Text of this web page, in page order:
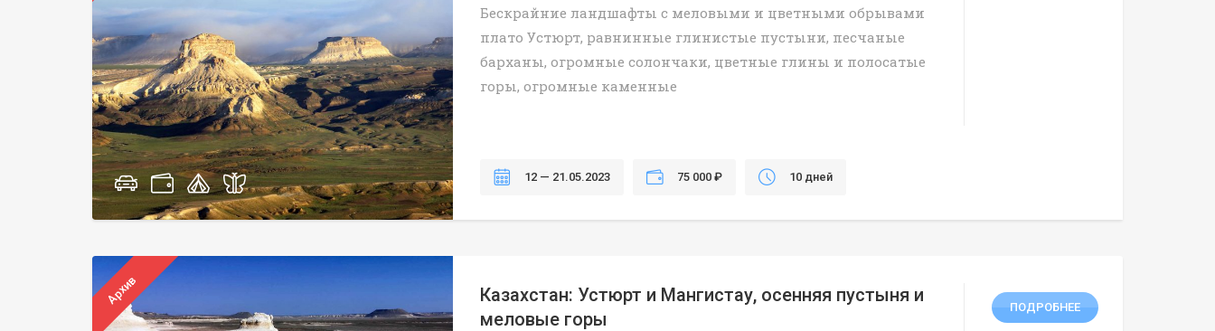
Бескрайние ландшафты с меловыми и цветными обрывами
плато Устюрт, равнинные глинистые пустыни, песчаные
барханы, огромные солончаки, цветные глины и полосатые
горы, огромные каменные
12 — 21.05.2023 75 000 ₽ 10 дней
Архив
Казахстан: Устюрт и Мангистау, осенняя пустыня и
меловые горы
ПОДРОБНЕЕ